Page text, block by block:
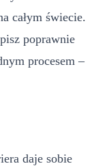
całym świecie.
poprawnie
procesem –
daje sobie